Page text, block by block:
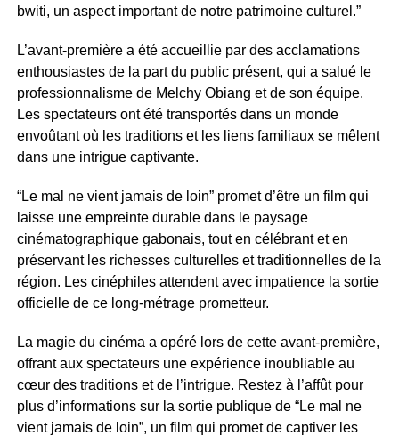
bwiti, un aspect important de notre patrimoine culturel.”
L’avant-première a été accueillie par des acclamations
enthousiastes de la part du public présent, qui a salué le
professionnalisme de Melchy Obiang et de son équipe.
Les spectateurs ont été transportés dans un monde
envoûtant où les traditions et les liens familiaux se mêlent
dans une intrigue captivante.
“Le mal ne vient jamais de loin” promet d’être un film qui
laisse une empreinte durable dans le paysage
cinématographique gabonais, tout en célébrant et en
préservant les richesses culturelles et traditionnelles de la
région. Les cinéphiles attendent avec impatience la sortie
officielle de ce long-métrage prometteur.
La magie du cinéma a opéré lors de cette avant-première,
offrant aux spectateurs une expérience inoubliable au
cœur des traditions et de l’intrigue. Restez à l’affût pour
plus d’informations sur la sortie publique de “Le mal ne
vient jamais de loin”, un film qui promet de captiver les